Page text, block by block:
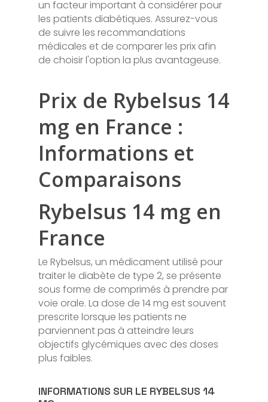
un facteur important à considérer pour
les patients diabétiques. Assurez-vous
de suivre les recommandations
médicales et de comparer les prix afin
de choisir l'option la plus avantageuse.
Prix de Rybelsus 14
mg en France :
Informations et
Comparaisons
Rybelsus 14 mg en
France
Le Rybelsus, un médicament utilisé pour
traiter le diabète de type 2, se présente
sous forme de comprimés à prendre par
voie orale. La dose de 14 mg est souvent
prescrite lorsque les patients ne
parviennent pas à atteindre leurs
objectifs glycémiques avec des doses
plus faibles.
INFORMATIONS SUR LE RYBELSUS 14